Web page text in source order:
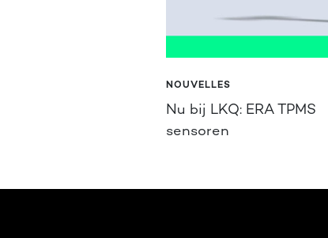
NOUVELLES
Nu bij LKQ: ERA TPMS
sensoren